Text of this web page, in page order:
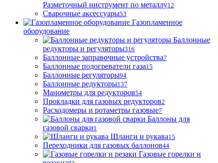
Разметочный инструмент по металлу12
Сварочные аксессуары53
Газопламенное
оборудование
Баллонные
редукторы и регуляторы316
Баллонные заправочные устройства7
Баллонные подогреватели газа15
Баллонные регуляторы94
Баллонные редукторы137
Манометры для редукторов54
Прокладки для газовых редукторов2
Расходомеры и ротаметры газовые7
Баллоны для
газовой сварки1
Шланги и рукава15
Переходники для газовых баллонов44
Газовые горелки и